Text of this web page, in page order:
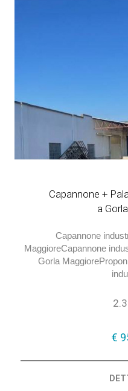
Capannone +
a
Capannone
MaggioreCapannone
Gorla
€